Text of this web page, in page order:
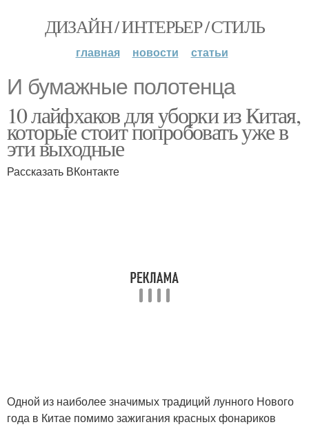
ДИЗАЙН / ИНТЕРЬЕР / СТИЛЬ
главная новости статьи
И бумажные полотенца
10 лайфхаков для уборки из Китая,
которые стоит попробовать уже в
эти выходные
Рассказать ВКонтакте
Одной из наиболее значимых традиций лунного Нового
года в Китае помимо зажигания красных фонариков